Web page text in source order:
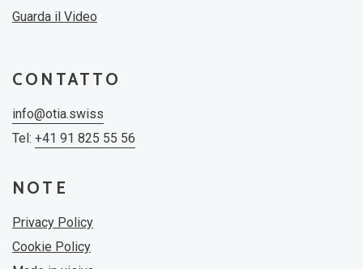
Guarda il Video
CONTATTO
info@otia.swiss
Tel: +41 91 825 55 56
NOTE
Privacy Policy
Cookie Policy